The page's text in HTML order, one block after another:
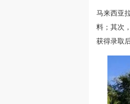
马来西亚
料；其次
获得录取